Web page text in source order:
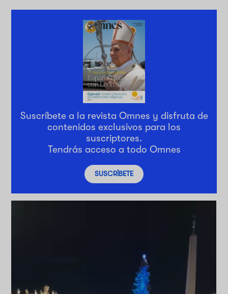
Suscríbete a la revista Omnes y disfruta de
contenidos exclusivos para los
suscriptores.
Tendrás acceso a todo Omnes
SUSCRÍBETE